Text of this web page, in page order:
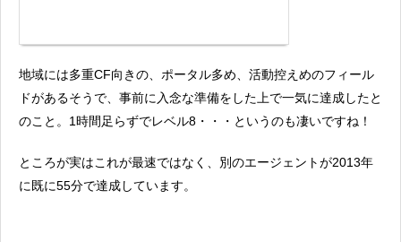
地域には多重CF向きの、ポータル多め、活動控えめのフィール
ドがあるそうで、事前に入念な準備をした上で一気に達成したと
のこと。1時間足らずでレベル8・・・というのも凄いですね！
ところが実はこれが最速ではなく、別のエージェントが2013年
に既に55分で達成しています。